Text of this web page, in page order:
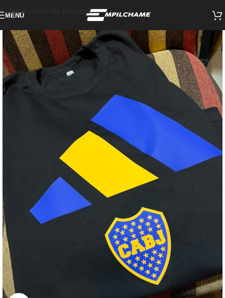
Saltar al contenido principal
MENÚ